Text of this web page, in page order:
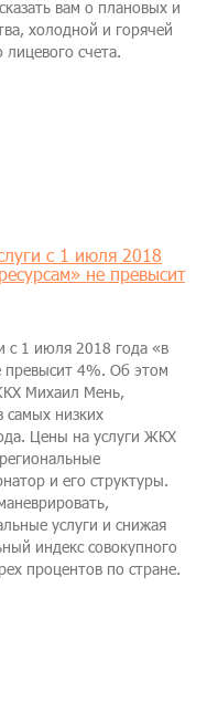
вам о плановых и
холодной и горячей
лицевого счета.
с 1 июля 2018
не превысит
с 1 июля 2018 года «в
превысит 4%. Об этом
Михаил Мень,
самых низких
Цены на услуги ЖКХ
и его структуры.
услуги и снижая
индекс совокупного
процентов по стране.